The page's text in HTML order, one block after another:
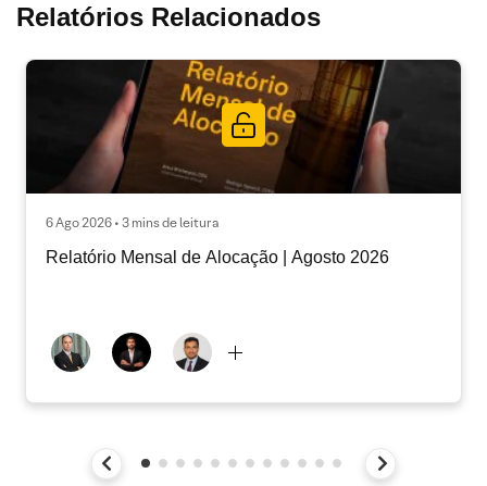
Relatórios Relacionados
6 Ago 2026 • 3 mins de leitura
Relatório Mensal de Alocação | Agosto 2026